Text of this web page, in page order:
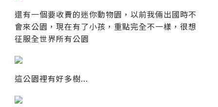
還有一個要收費的迷你動物園，以前我倆出國時不
會來公園，現在有了小孩，重點完全不一樣，很想
征服全世界所有公園
這公園裡有好多樹...